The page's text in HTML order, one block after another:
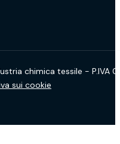
chimica tessile - P.IVA
sui cookie